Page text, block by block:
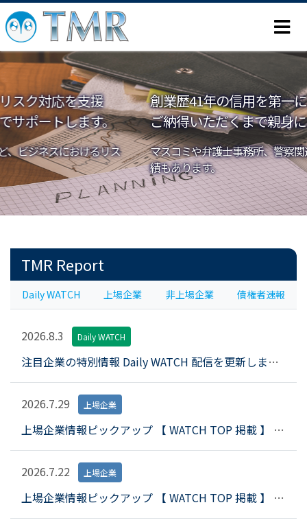
創業歴41年の信用を第一に。調査技法や費用も
ご納得いただくまで親身にご説明いたします。
マスコミや弁護士事務所、警察関連組織などへの調査協力実
績もあります。
TMR Report
Daily WATCH 上場企業 非上場企業 債権者速報
2026.8.3 Daily WATCH
注目企業の特別情報 Daily WATCH 配信を更新しました
2026.7.29 上場企業
上場企業情報ピックアップ 【 WATCH TOP 掲載 】 （令和８年７月２３日配信）
2026.7.22 上場企業
上場企業情報ピックアップ 【 WATCH TOP 掲載 】 （令和８年７月１６日配信）